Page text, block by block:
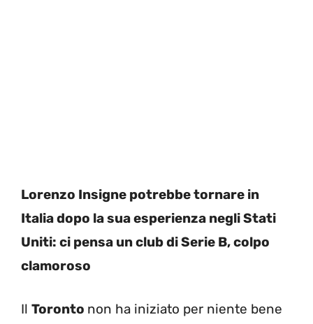
Lorenzo Insigne potrebbe tornare in
Italia dopo la sua esperienza negli Stati
Uniti: ci pensa un club di Serie B, colpo
clamoroso
Il Toronto non ha iniziato per niente bene